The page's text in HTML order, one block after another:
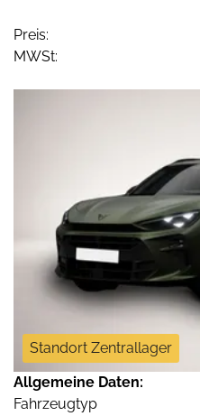
Preis:
MWSt:
Standort Zentrallager
Allgemeine Daten:
Fahrzeugtyp